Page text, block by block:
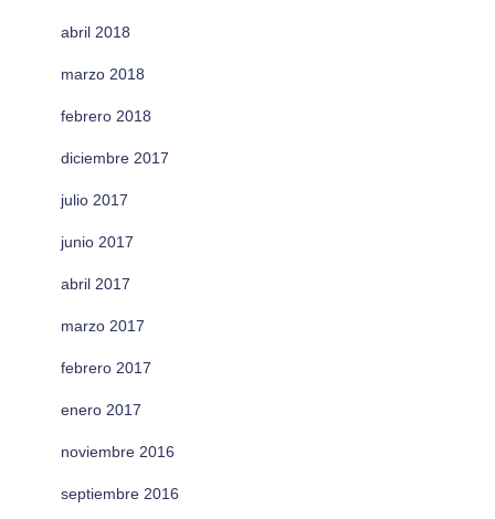
abril 2018
marzo 2018
febrero 2018
diciembre 2017
julio 2017
junio 2017
abril 2017
marzo 2017
febrero 2017
enero 2017
noviembre 2016
septiembre 2016